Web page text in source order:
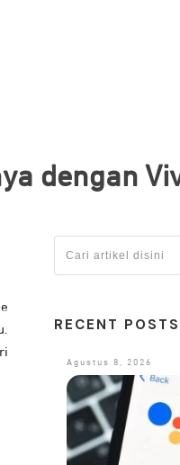
dengan
RECENT POSTS
Agustus 8, 2026